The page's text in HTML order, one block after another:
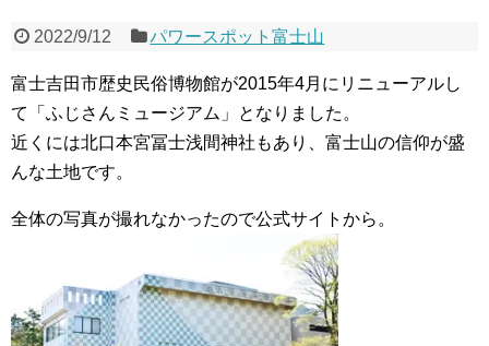
2022/9/12 パワースポット富士山
富士吉田市歴史民俗博物館が2015年4月にリニューアルし
て「ふじさんミュージアム」となりました。
近くには北口本宮冨士浅間神社もあり、富士山の信仰が盛
んな土地です。
全体の写真が撮れなかったので公式サイトから。